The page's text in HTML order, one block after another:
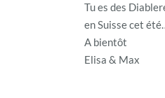
Tu es des
en Suisse cet
A bientôt
Elisa & Max